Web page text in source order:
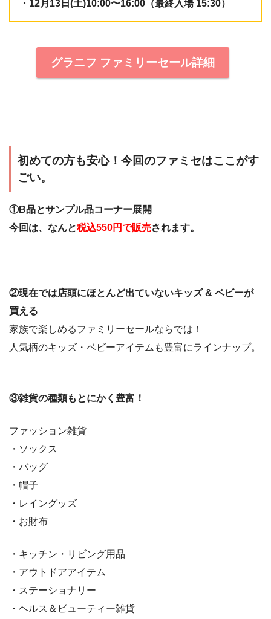
・12月13日(土)10:00〜16:00（最終入場 15:30）
グラニフ ファミリーセール詳細
初めての方も安心！今回のファミセはここがす
ごい。
①B品とサンプル品コーナー展開
今回は、なんと税込550円で販売されます。
②現在では店頭にほとんど出ていないキッズ & ベビーが
買える
家族で楽しめるファミリーセールならでは！
人気柄のキッズ・ベビーアイテムも豊富にラインナップ。
③雑貨の種類もとにかく豊富！
ファッション雑貨
・ソックス
・バッグ
・帽子
・レイングッズ
・お財布
・キッチン・リビング用品
・アウトドアアイテム
・ステーショナリー
・ヘルス＆ビューティー雑貨